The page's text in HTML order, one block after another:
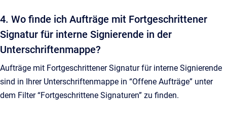
4. Wo finde ich Aufträge mit Fortgeschrittener
Signatur für interne Signierende in der
Unterschriftenmappe?
Aufträge mit Fortgeschrittener Signatur für interne Signierende
sind in Ihrer Unterschriftenmappe in “Offene Aufträge” unter
dem Filter “Fortgeschrittene Signaturen” zu finden.